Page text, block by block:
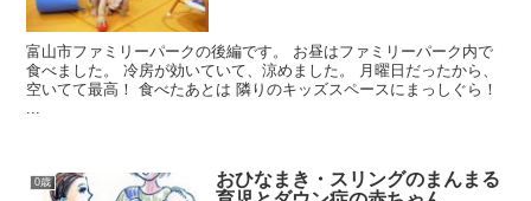
富山市ファミリーパークの後編です。 お昼はファミリーパーク内で
食べました。 冷房が効いていて、涼めました。 月曜日だったから、
空いてて最高！ 食べたあとは 隣りのキッズスペースにまっしぐら！
...
0歳
おひなまき・スリングのまんまる